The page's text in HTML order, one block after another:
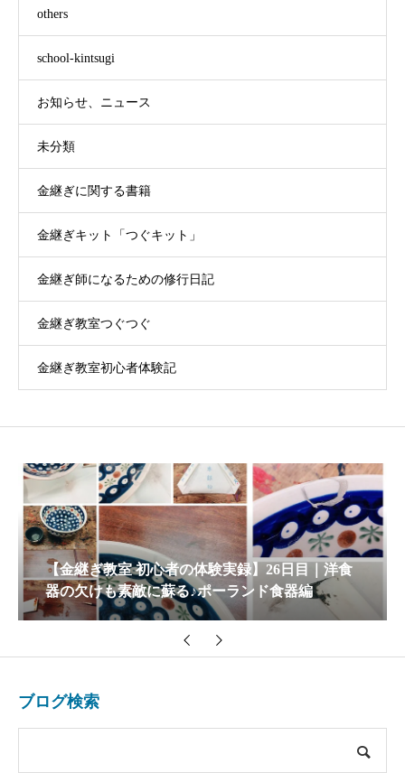
others
school-kintsugi
お知らせ、ニュース
未分類
金継ぎに関する書籍
金継ぎキット「つぐキット」
金継ぎ師になるための修行日記
金継ぎ教室つぐつぐ
金継ぎ教室初心者体験記
【金継ぎ教室 初心者の体験実録】26日目｜洋食
器の欠けも素敵に蘇る♪ポーランド食器編
ブログ検索